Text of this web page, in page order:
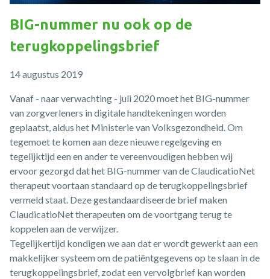
BIG-nummer nu ook op de
terugkoppelingsbrief
14 augustus 2019
Vanaf - naar verwachting - juli 2020 moet het BIG-nummer
van zorgverleners in digitale handtekeningen worden
geplaatst, aldus het Ministerie van Volksgezondheid. Om
tegemoet te komen aan deze nieuwe regelgeving en
tegelijktijd een en ander te vereenvoudigen hebben wij
ervoor gezorgd dat het BIG-nummer van de ClaudicatioNet
therapeut voortaan standaard op de terugkoppelingsbrief
vermeld staat. Deze gestandaardiseerde brief maken
ClaudicatioNet therapeuten om de voortgang terug te
koppelen aan de verwijzer.
Tegelijkertijd kondigen we aan dat er wordt gewerkt aan een
makkelijker systeem om de patiëntgegevens op te slaan in de
terugkoppelingsbrief, zodat een vervolgbrief kan worden